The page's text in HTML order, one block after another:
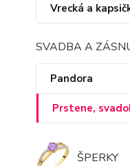
Vrecká a
SVADBA A
Pandora
Prstene,
ŠPERKY